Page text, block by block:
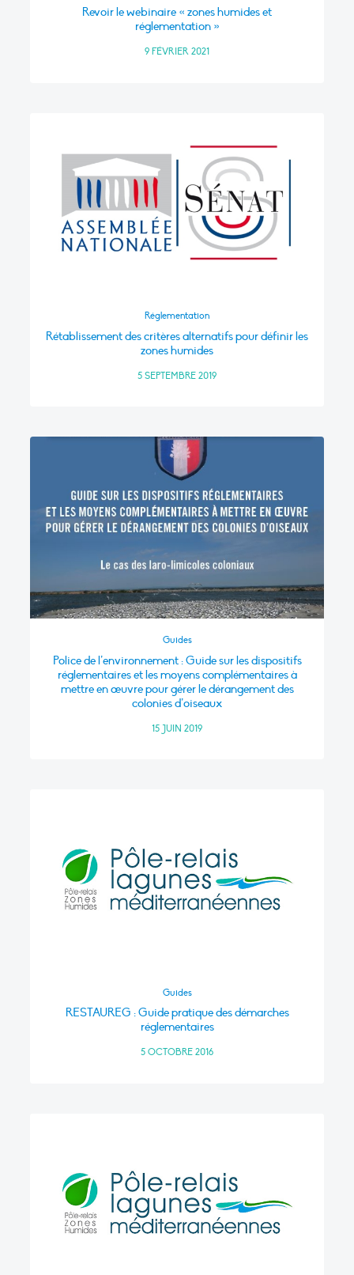
Revoir le webinaire « zones humides et
réglementation »
9 FÉVRIER 2021
Réglementation
Rétablissement des critères alternatifs pour définir les
zones humides
5 SEPTEMBRE 2019
Guides
Police de l’environnement : Guide sur les dispositifs
réglementaires et les moyens complémentaires à
mettre en œuvre pour gérer le dérangement des
colonies d’oiseaux
15 JUIN 2019
Guides
RESTAUREG : Guide pratique des démarches
réglementaires
5 OCTOBRE 2016